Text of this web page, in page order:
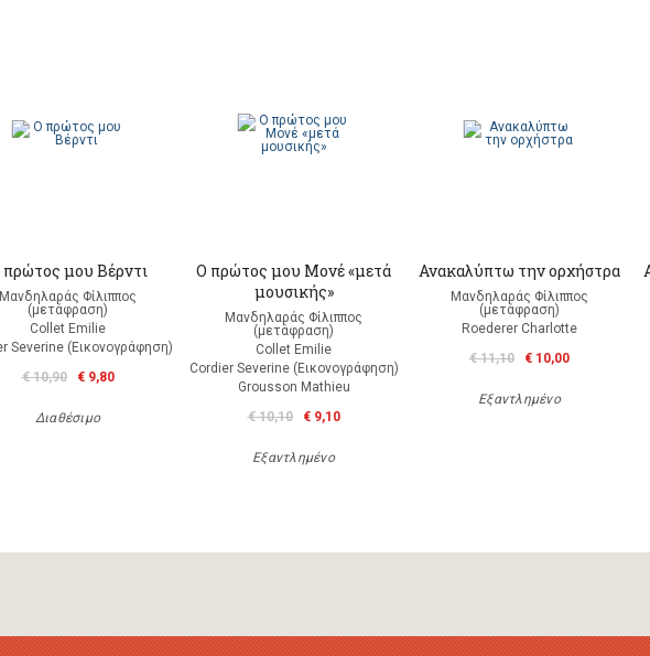
μου Βέρντι
Μανδηλαράς Φίλιππος
(μετάφραση)
Collet Emilie
Severine (Εικονογράφηση)
€ 10,90
€ 9,80
Διαθέσιμο
Ο πρώτος μου Μονέ «μετά
μουσικής»
Μανδηλαράς Φίλιππος
(μετάφραση)
Collet Emilie
Cordier Severine (Εικονογράφηση)
Grousson Mathieu
€ 10,10
€ 9,10
Εξαντλημένο
Ανακαλύπτω την ορχήστρα
Μανδηλαράς Φίλιππος
(μετάφραση)
Roederer Charlotte
€ 11,10
€ 10,00
Εξαντλημένο